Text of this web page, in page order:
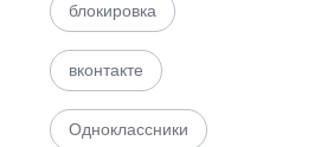
блокировка
вконтакте
Одноклассники